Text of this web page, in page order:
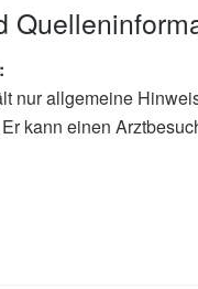
nur allgemeine
kann einen